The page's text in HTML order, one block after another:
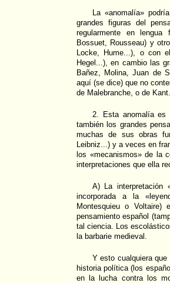
La «anomalía»
grandes figuras del
regularmente en lengua
Bossuet, Rousseau) y
Locke, Hume...), o con
Hegel...), en cambio las
Bañez, Molina, Juan de
aquí (se dice) que no
de Malebranche, o de Kant.
2. Esta anomalía es
también los grandes
muchas de sus obras
Leibniz...) y a veces en
los «mecanismos» de la
interpretaciones que ella
A) La interpretación
incorporada a la
Montesquieu o Voltaire)
pensamiento español
tal ciencia. Los
la barbarie medieval.
Y esto cualquiera
historia política (los
en la lucha contra los